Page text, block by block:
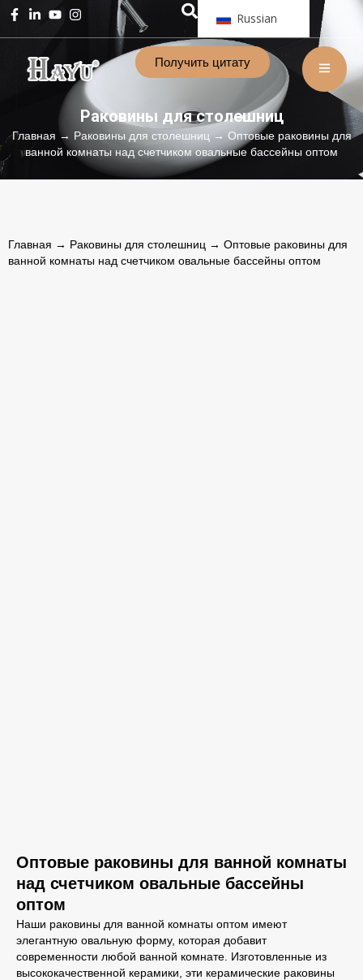
Russian
Получить цитату
Раковины для столешниц
Главная → Раковины для столешниц → Оптовые раковины для
ванной комнаты над счетчиком овальные бассейны оптом
Главная → Раковины для столешниц → Оптовые раковины для
ванной комнаты над счетчиком овальные бассейны оптом
Оптовые раковины для ванной комнаты
над счетчиком овальные бассейны
оптом
Наши раковины для ванной комнаты оптом имеют
элегантную овальную форму, которая добавит
современности любой ванной комнате. Изготовленные из
высококачественной керамики, эти керамические раковины